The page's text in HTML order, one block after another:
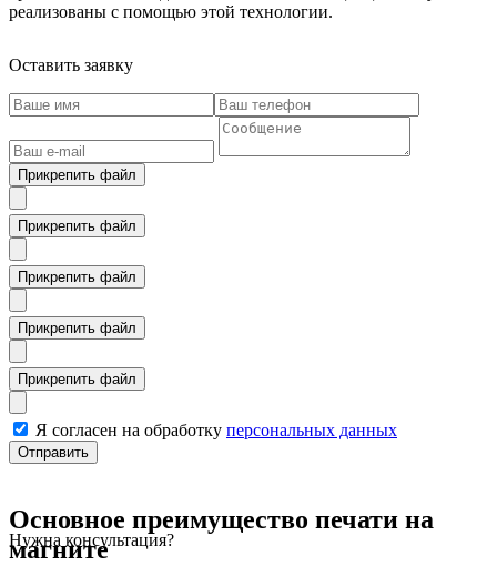
реализованы с помощью этой технологии.
Оставить заявку
Прикрепить файл
Прикрепить файл
Прикрепить файл
Прикрепить файл
Прикрепить файл
Я согласен на обработку персональных данных
Нужна консультация?
Основное преимущество печати на
магните